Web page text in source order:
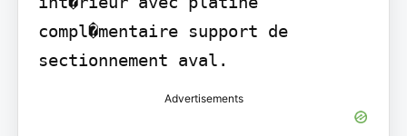
compl�mentaire support de
sectionnement aval.
Advertisements